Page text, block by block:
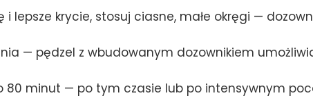
i lepsze krycie, stosuj ciasne, małe okręgi —
— pędzel z wbudowanym dozownikiem
80 minut — po tym czasie lub po intensywnym